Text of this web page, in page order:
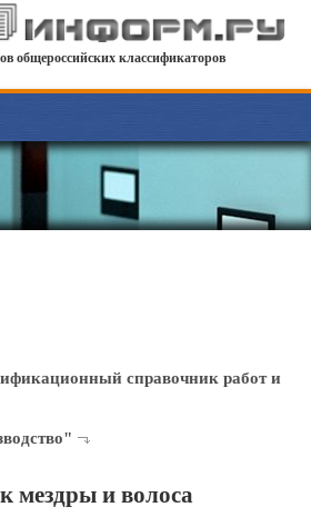
общероссийских классификаторов
справочник работ и
и волоса